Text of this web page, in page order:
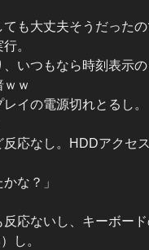
も大丈夫そうだった
。
いつもなら時刻表示
ｗ
レイの電源切れとるし
応なし。HDDアクセ
な？」
反応ないし、キーボー
し。